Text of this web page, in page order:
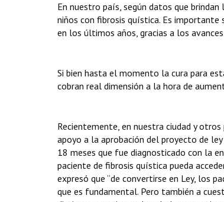
En nuestro país, según datos que
niños con fibrosis quística. Es
en los últimos años, gracias a los
Si bien hasta el momento la cura para
cobran real dimensión a la hora de
Recientemente, en nuestra ciudad y
apoyo a la aprobación del proyecto de
18 meses que fue diagnosticado con la
paciente de fibrosis quística pueda
expresó que “de convertirse en Ley, los
que es fundamental. Pero también a